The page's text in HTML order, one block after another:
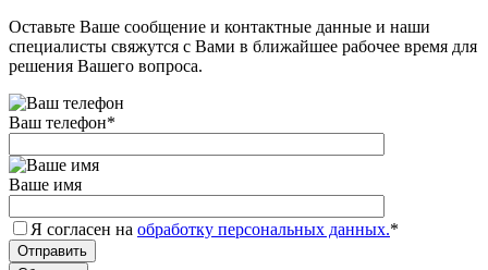
Оставьте Ваше сообщение и контактные данные и наши
специалисты свяжутся с Вами в ближайшее рабочее время для
решения Вашего вопроса.
Ваш телефон*
Ваше имя
Я согласен на обработку персональных данных.*